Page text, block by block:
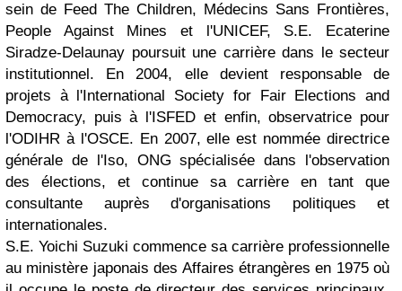
sein de Feed The Children, Médecins Sans Frontières,
People Against Mines et l'UNICEF, S.E. Ecaterine
Siradze-Delaunay poursuit une carrière dans le secteur
institutionnel. En 2004, elle devient responsable de
projets à l'International Society for Fair Elections and
Democracy, puis à l'ISFED et enfin, observatrice pour
l'ODIHR à l'OSCE. En 2007, elle est nommée directrice
générale de l'Iso, ONG spécialisée dans l'observation
des élections, et continue sa carrière en tant que
consultante auprès d'organisations politiques et
internationales.
S.E. Yoichi Suzuki commence sa carrière professionnelle
au ministère japonais des Affaires étrangères en 1975 où